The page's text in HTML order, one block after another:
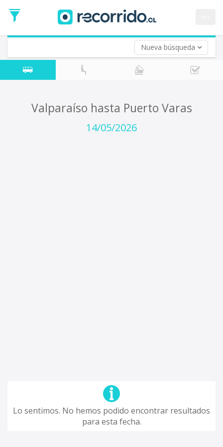
Nueva búsqueda
de
Ida
Vuelta (opcional)
Fecha
de
Valparaíso hasta Puerto Varas
14/05/2026
Lo sentimos. No hemos podido encontrar resultados
para esta fecha.